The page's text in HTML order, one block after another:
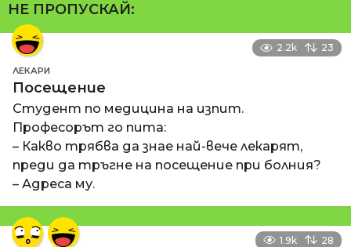
НЕ ПРОПУСКАЙ:
2.2k 23
ЛЕКАРИ
Посещение
Студент по медицина на изпит.
Професорът го пита:
– Какво трябва да знае най-вече лекарят,
преди да тръгне на посещение при болния?
– Адреса му.
1.9k 28